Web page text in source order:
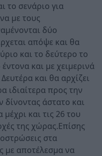
το σενάριο για
με τους
δύο
απόψε και θα
και το δεύτερο το
και με χειμερινά
και θα αρχίζει
ιδιαίτερα προς την
άστατο και
και τις 26 του
της χώρας.Επίσης
στα
με αποτέλεσμα να